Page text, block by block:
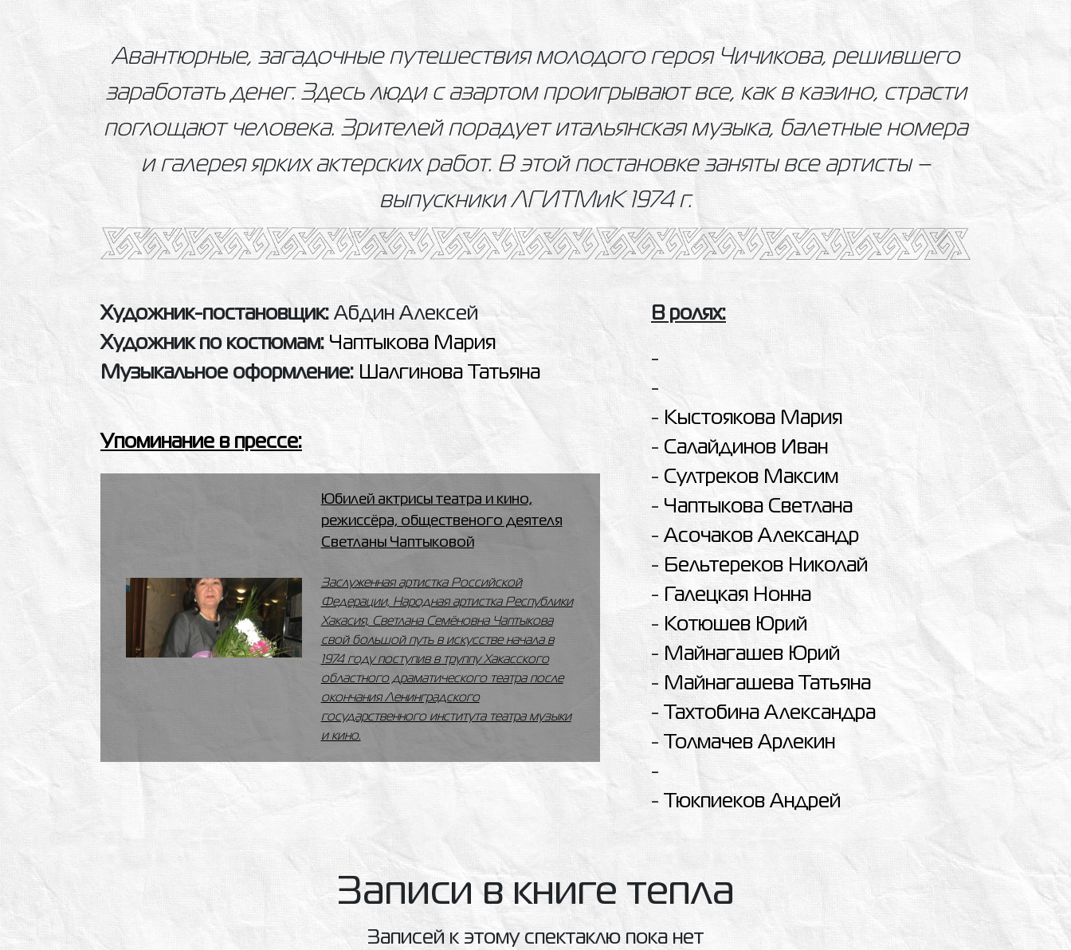
Авантюрные, загадочные путешествия молодого героя Чичикова, решившего
заработать денег. Здесь люди с азартом проигрывают все, как в казино, страсти
поглощают человека. Зрителей порадует итальянская музыка, балетные номера
и галерея ярких актерских работ. В этой постановке заняты все артисты –
выпускники ЛГИТМиК 1974 г.
Художник-постановщик: Абдин Алексей
Художник по костюмам: Чаптыкова Мария
Музыкальное оформление: Шалгинова Татьяна
Упоминание в прессе:
Юбилей актрисы театра и кино,
режиссёра, общественого деятеля
Светланы Чаптыковой
Заслуженная артистка Российской
Федерации, Народная артистка Республики
Хакасия, Светлана Семёновна Чаптыкова
свой большой путь в искусстве начала в
1974 году поступив в труппу Хакасского
областного драматического театра после
окончания Ленинградского
государственного института театра музыки
и кино.
В ролях:
-
-
- Кыстоякова Мария
- Салайдинов Иван
- Султреков Максим
- Чаптыкова Светлана
- Асочаков Александр
- Бельтереков Николай
-
Галецкая Нонна
- Котюшев Юрий
- Майнагашев Юрий
- Майнагашева Татьяна
-
Тахтобина Александра
-
Толмачев Арлекин
-
-
Тюкпиеков Андрей
Записи в книге тепла
Записей к этому спектаклю пока нет